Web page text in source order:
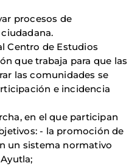
procesos de
Centro de Estudios
que trabaja para que las
las comunidades se
e incidencia
en el que participan
- la promoción de
un sistema normativo